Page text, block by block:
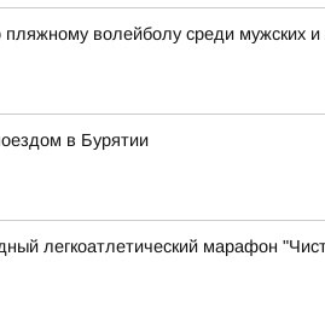
волейболу среди мужских и
в Бурятии
легкоатлетический марафон